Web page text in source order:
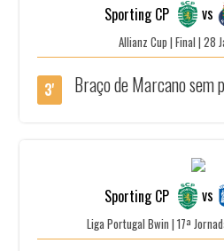
Sporting CP vs
Allianz Cup | Final | 28
3' Braço de Marcano sem
Sporting CP vs
Liga Portugal Bwin | 17ª